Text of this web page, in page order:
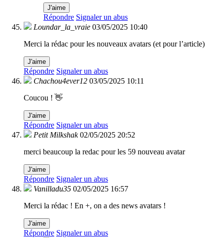
J'aime
Répondre Signaler un abus
Loundar_la_vraie 03/05/2025 10:40
Merci la rédac pour les nouveaux avatars (et pour l’article)
J'aime
Répondre Signaler un abus
Chachou4ever12 03/05/2025 10:11
Coucou ! 👋
J'aime
Répondre Signaler un abus
Petit Milkshak 02/05/2025 20:52
merci beaucoup la redac pour les 59 nouveau avatar
J'aime
Répondre Signaler un abus
Vanilladu35 02/05/2025 16:57
Merci la rédac ! En +, on a des news avatars !
J'aime
Répondre Signaler un abus